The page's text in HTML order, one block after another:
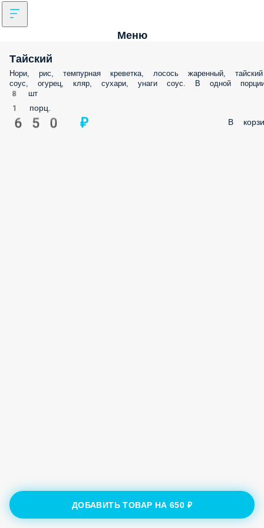
Меню
Тайский
Нори, рис, темпурная креветка, лосось жаренный, тайский
соус, огурец, кляр, сухари, унаги соус. В одной
8 шт
1 порц.
650 ₽ В
ДОБАВИТЬ ТОВАР НА650 ₽